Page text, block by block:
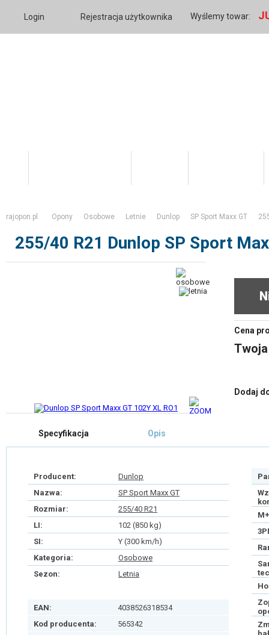
Login Rejestracja użytkownika Wyślemy towar:
rajopon.pl Opony Osobowe Letnie Dunlop SP Sport Maxx GT
255/40 R21 Dunlop SP Sport
Cena
Dodaj
Specyfikacja Opis
Producent:
Dunlop
Nazwa:
SP Sport Maxx GT
Rozmiar:
255/40 R21
LI:
102 (850 kg)
SI:
Y (300 km/h)
Kategoria:
Osobowe
Sezon:
Letnia
EAN:
4038526318534
Kod producenta:
565342